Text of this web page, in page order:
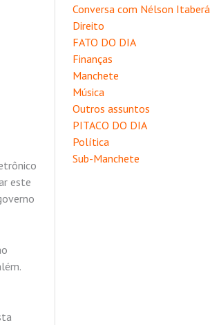
este
Conversa com Nélson Itaberá
Direito
FATO DO DIA
Finanças
Manchete
Música
Outros assuntos
PITACO DO DIA
Política
Sub-Manchete